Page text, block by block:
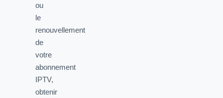
ou
le
renouvellement
de
votre
abonnement
IPTV,
obtenir